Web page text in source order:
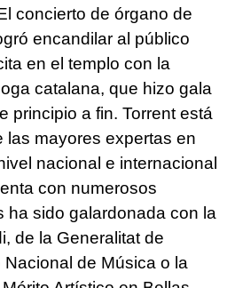
concierto de órgano de
encandilar al público
en el templo con la
catalana, que hizo gala
principio a fin. Torrent está
las mayores expertas en
nacional e internacional
con numerosos
ha sido galardonada con la
de la Generalitat de
de Música o la